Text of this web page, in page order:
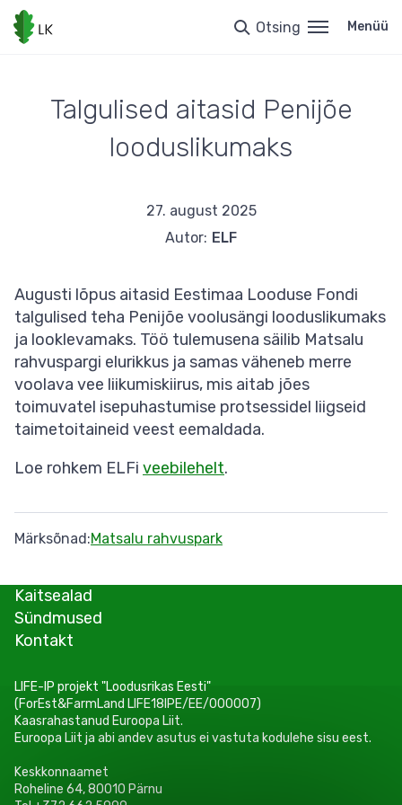
Liigu
edasi
põhisisu
Otsing Menüü
Talgulised aitasid Penijõe
looduslikumaks
27. august 2025
Autor: ELF
Augusti lõpus aitasid Eestimaa Looduse Fondi
talgulised teha Penijõe voolusängi looduslikumaks
ja looklevamaks. Töö tulemusena säilib Matsalu
rahvuspargi elurikkus ja samas väheneb merre
voolava vee liikumiskiirus, mis aitab jões
toimuvatel isepuhastumise protsessidel liigseid
taimetoitaineid veest eemaldada.
Loe rohkem ELFi veebilehelt.
Märksõnad Matsalu rahvuspark
Kaitsealad
Sündmused
Kontakt
LIFE-IP projekt "Loodusrikas Eesti"
(ForEst&FarmLand LIFE18IPE/EE/000007)
Kaasrahastanud Euroopa Liit.
Euroopa Liit ja abi andev asutus ei vastuta kodulehe sisu eest.
Keskkonnaamet
Roheline 64, 80010 Pärnu